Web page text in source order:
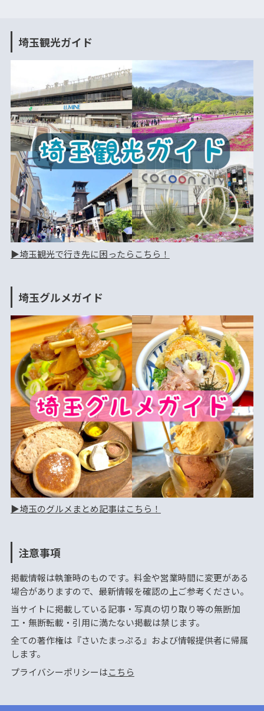
埼玉観光ガイド
▶︎埼玉観光で行き先に困ったらこちら！
埼玉グルメガイド
▶︎埼玉のグルメまとめ記事はこちら！
注意事項
掲載情報は執筆時のものです。料金や営業時間に変更がある
場合がありますので、最新情報を確認の上ご参考ください。
当サイトに掲載している記事・写真の切り取り等の無断加
工・無断転載・引用に満たない掲載は禁じます。
全ての著作権は『さいたまっぷる』および情報提供者に帰属
します。
プライバシーポリシーはこちら